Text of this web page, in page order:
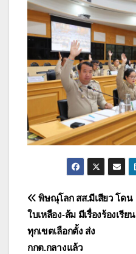
แนะแนว
เรื่อง
พิษณุโลก สส.มีเสียว โดน
ใบเหลือง-ส้ม มีเรื่องร้องเรียน
ทุกเขตเลือกตั้ง ส่ง
กกต.กลางแล้ว